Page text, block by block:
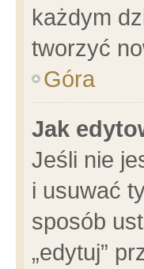
każdym
tworzyć
Góra
Jak
Jeśli nie
i usuwać
sposób
„edytuj”